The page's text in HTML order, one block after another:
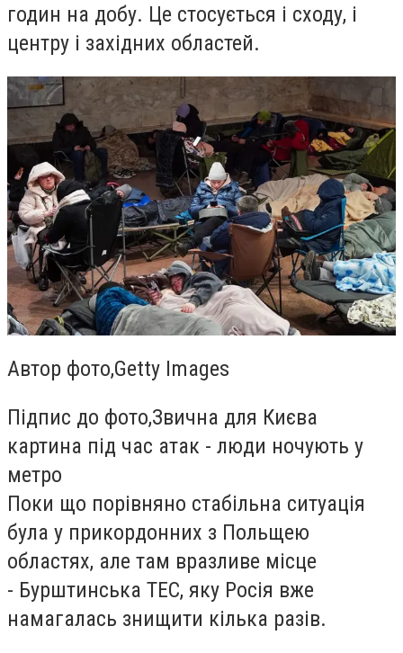
годин на добу. Це стосується і сходу, і
центру і західних областей.
Автор фото,Getty Images
Підпис до фото,Звична для Києва
картина під час атак - люди ночують у
метро
Поки що порівняно стабільна ситуація
була у прикордонних з Польщею
областях, але там вразливе місце
- Бурштинська ТЕС, яку Росія вже
намагалась знищити кілька разів.